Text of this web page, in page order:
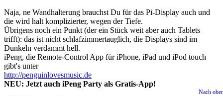
Naja, ne Wandhalterung brauchst Du für das Pi-Display auch und
die wird halt komplizierter, wegen der Tiefe.
Übrigens noch ein Punkt (der ein Stück weit aber auch Tablets
trifft): das ist nicht schlafzimmertauglich, die Displays sind im
Dunkeln verdammt hell.
iPeng, die Remote-Control App für iPhone, iPad und iPod touch
gibt's unter
http://penguinlovesmusic.de
NEU: Jetzt auch iPeng Party als Gratis-App!
Nach